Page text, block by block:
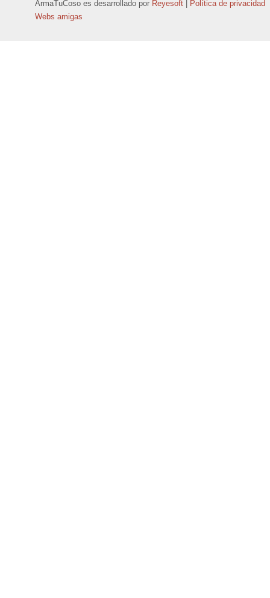
ArmaTuCoso es desarrollado por Reyesoft
Política de privacidad
Webs amigas